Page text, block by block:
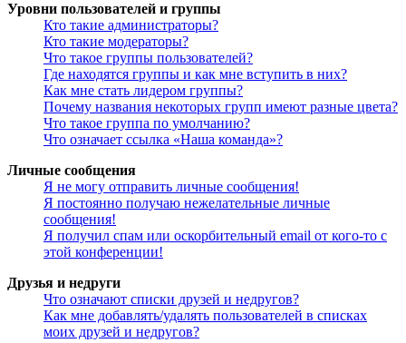
Уровни пользователей и группы
Кто такие администраторы?
Кто такие модераторы?
Что такое группы пользователей?
Где находятся группы и как мне вступить в них?
Как мне стать лидером группы?
Почему названия некоторых групп имеют разные цвета?
Что такое группа по умолчанию?
Что означает ссылка «Наша команда»?
Личные сообщения
Я не могу отправить личные сообщения!
Я постоянно получаю нежелательные личные
сообщения!
Я получил спам или оскорбительный email от кого-то с
этой конференции!
Друзья и недруги
Что означают списки друзей и недругов?
Как мне добавлять/удалять пользователей в списках
моих друзей и недругов?